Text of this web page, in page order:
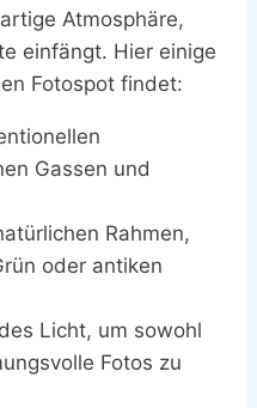
Atmosphäre,
einfängt. Hier einige
Fotospot findet:
Gassen und
Rahmen,
oder antiken
Licht, um sowohl
Fotos zu